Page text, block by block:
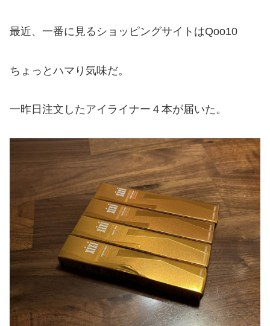
最近、一番に見るショッピングサイトはQoo10
ちょっとハマり気味だ。
一昨日注文したアイライナー４本が届いた。